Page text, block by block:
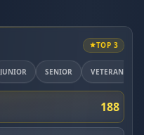
TOP 3
JUNIOR SENIOR VETERAN
188